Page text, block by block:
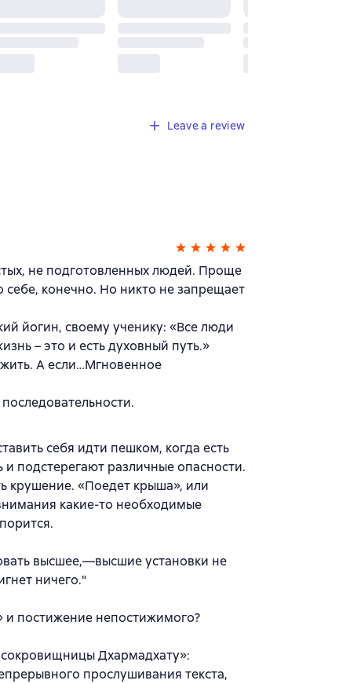
Leave a review
не подготовленных людей. Проще
себе, конечно. Но никто не запрещает
йогин, своему ученику: «Все люди
– это и есть духовный путь.»
А если…Мгновенное
себя идти пешком, когда есть
подстерегают различные опасности.
крушение. «Поедет крыша», или
какие-то необходимые
высшее,—высшие установки не
ничего."
и постижение непостижимого?
Дхармадхату»:
прослушивания текста,